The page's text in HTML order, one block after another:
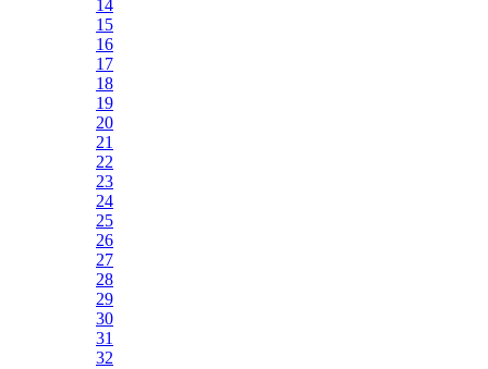
14
15
16
17
18
19
20
21
22
23
24
25
26
27
28
29
30
31
32